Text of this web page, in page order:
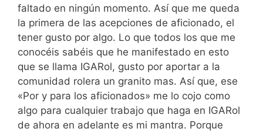
faltado en ningún momento. Así que me queda
la primera de las acepciones de aficionado, el
tener gusto por algo. Lo que todos los que me
conocéis sabéis que he manifestado en esto
que se llama IGARol, gusto por aportar a la
comunidad rolera un granito mas. Así que, ese
«Por y para los aficionados» me lo cojo como
algo para cualquier trabajo que haga en IGARol
de ahora en adelante es mi mantra. Porque